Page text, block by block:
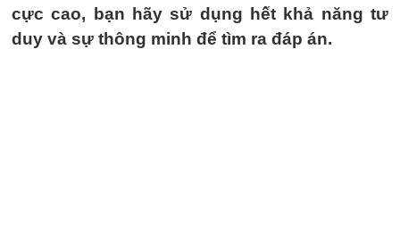
cực cao, bạn hãy sử dụng hết khả năng tư
duy và sự thông minh để tìm ra đáp án.